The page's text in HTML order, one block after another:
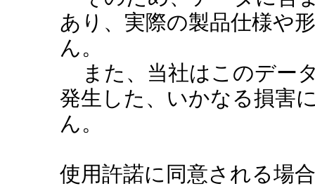
あり、実際の製品仕様や
ん。
また、当社はこのデー
発生した、いかなる損害
ん。
使用許諾に同意される場